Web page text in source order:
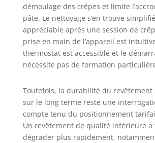
démoulage des crêpes et limite
pâte. Le nettoyage s’en trouve
appréciable après une session de
prise en main de l’appareil est
thermostat est accessible et le
nécessite pas de formation
Toutefois, la durabilité du
sur le long terme reste une
compte tenu du positionnement
Un revêtement de qualité inférieure a
dégrader plus rapidement,